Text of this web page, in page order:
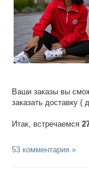
Ваши заказы вы
заказать доставку (
Итак, встречаемся
53 комментария »